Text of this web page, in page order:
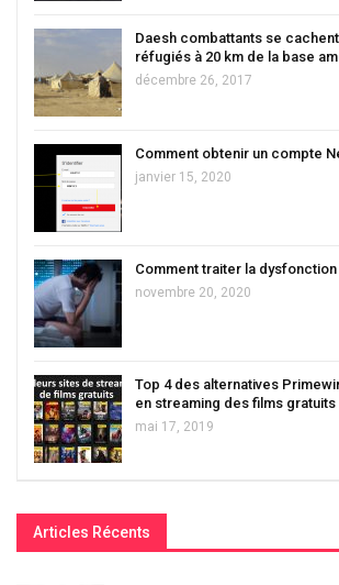
Daesh combattants se
réfugiés à 20 km de la base
décembre 26, 2017
Comment obtenir un compte
janvier 15, 2020
Comment traiter la
novembre 20, 2020
Top 4 des alternatives
en streaming des films gratuits
mai 17, 2019
Articles Récents